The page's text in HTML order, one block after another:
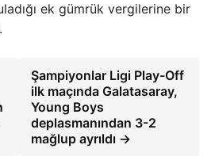
ek gümrük vergilerine bir
Şampiyonlar Ligi Play-Off
ilk maçında Galatasaray,
Young Boys
deplasmanından 3-2
mağlup ayrıldı →